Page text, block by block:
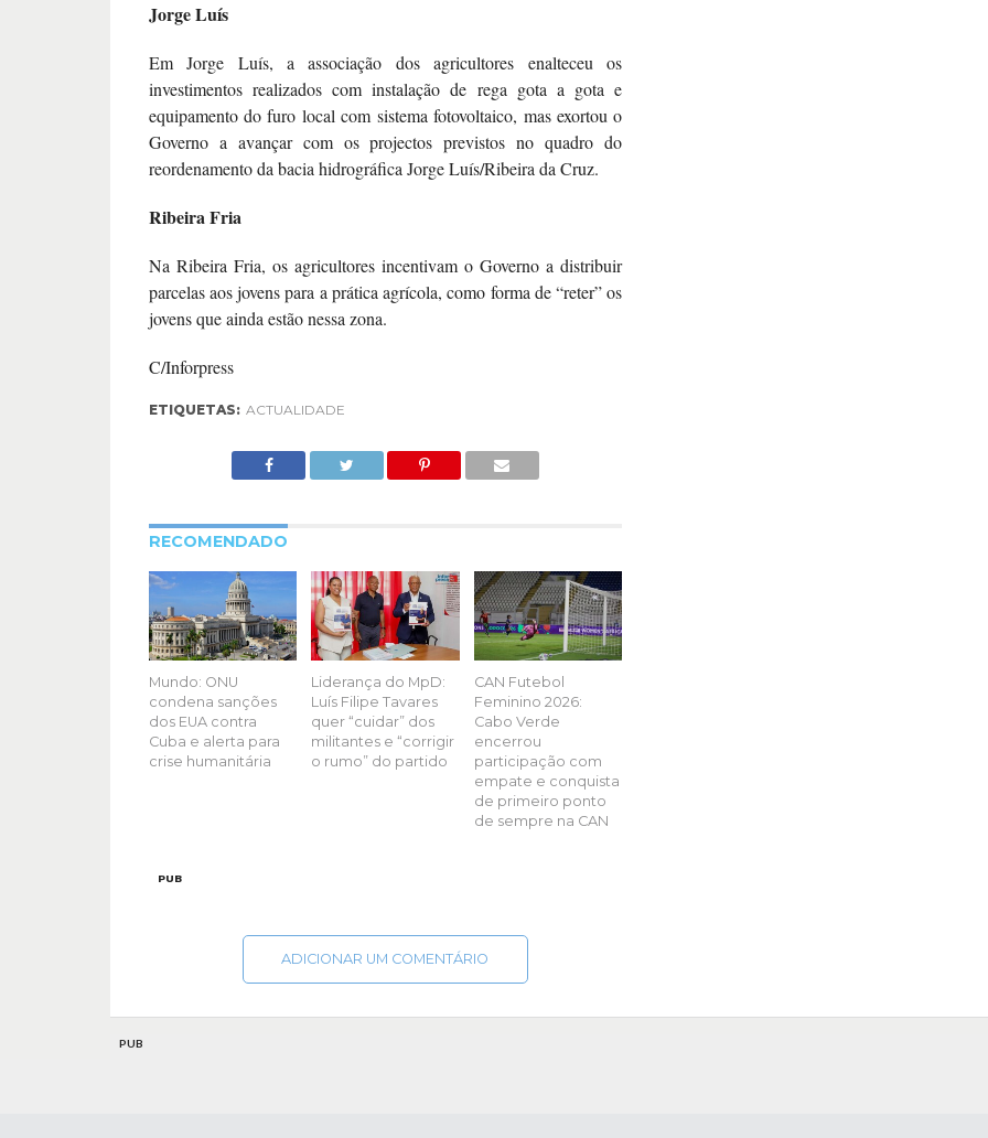
Jorge Luís
Em Jorge Luís, a associação dos agricultores enalteceu os
investimentos realizados com instalação de rega gota a gota e
equipamento do furo local com sistema fotovoltaico, mas exortou o
Governo a avançar com os projectos previstos no quadro do
reordenamento da bacia hidrográfica Jorge Luís/Ribeira da Cruz.
Ribeira Fria
Na Ribeira Fria, os agricultores incentivam o Governo a distribuir
parcelas aos jovens para a prática agrícola, como forma de “reter” os
jovens que ainda estão nessa zona.
C/Inforpress
ETIQUETAS: ACTUALIDADE
RECOMENDADO
Mundo: ONU
condena sanções
dos EUA contra
Cuba e alerta para
crise humanitária
Liderança do MpD:
Luís Filipe Tavares
quer “cuidar” dos
militantes e “corrigir
o rumo” do partido
CAN Futebol
Feminino 2026:
Cabo Verde
encerrou
participação com
empate e conquista
de primeiro ponto
de sempre na CAN
PUB
ADICIONAR UM COMENTÁRIO
PUB